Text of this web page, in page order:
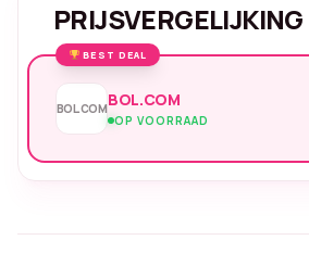
PRIJSVERGELIJKING
BEST DEAL
BOL.COMBOL.COM
OP VOORRAAD